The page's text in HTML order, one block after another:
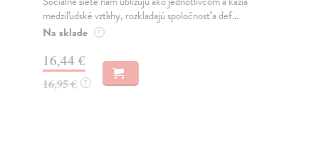
medziľudské vzťahy, rozkladajú spoločnosť a def...
Na sklade ?
16,44 €
16,95 € ?